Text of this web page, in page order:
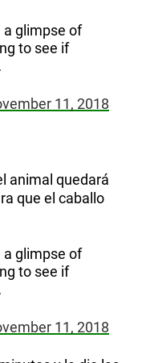
a glimpse of
to see if
11, 2018
animal quedará
que el caballo
a glimpse of
to see if
11, 2018